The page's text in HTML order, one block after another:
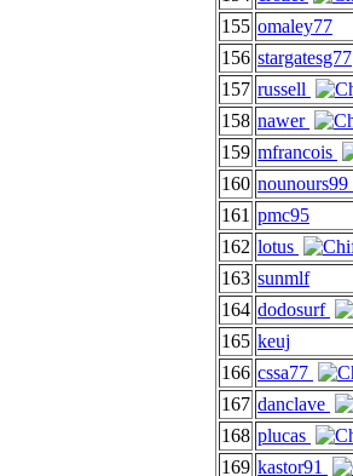
155 omaley77
156 stargatesg77
157 russell
158 nawer
159 mfrancois
160 nounours99
161 pmc95
162 lotus
163 sunmlf
164 dodosurf
165 keuj
166 cssa77
167 danclave
168 plucas
169 kastor91